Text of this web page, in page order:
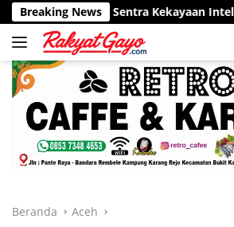
Langsung
ke
konten
Breaking News
Sentra Kekayaan Intelektual di Aceh
Beranda Aceh